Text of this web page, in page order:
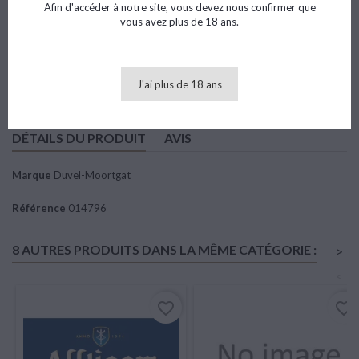
 Ajouter au panier
DÉTAILS DU PRODUIT AVIS
Marque Duvel-Moortgat
Référence 014796
8 AUTRES PRODUITS DANS LA MÊME CATÉGORIE :
>
favorite_border favorite_border
Afin d'accéder à notre site, vous devez nous confirmer que
vous avez plus de 18 ans.
J'ai plus de 18 ans